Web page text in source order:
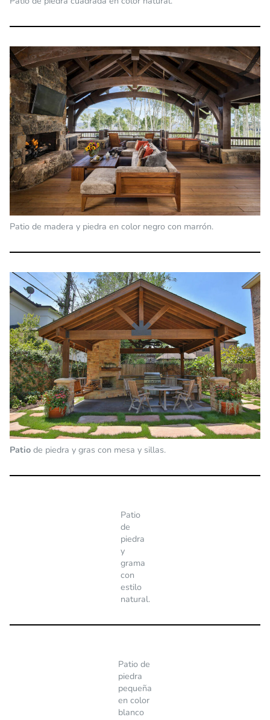
Patio de madera y piedra en color negro con marrón.
Patio de piedra y gras con mesa y sillas.
Patio
de
piedra
y
grama
con
estilo
natural.
Patio de
piedra
pequeña
en color
blanco